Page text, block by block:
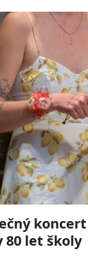
80 let školy